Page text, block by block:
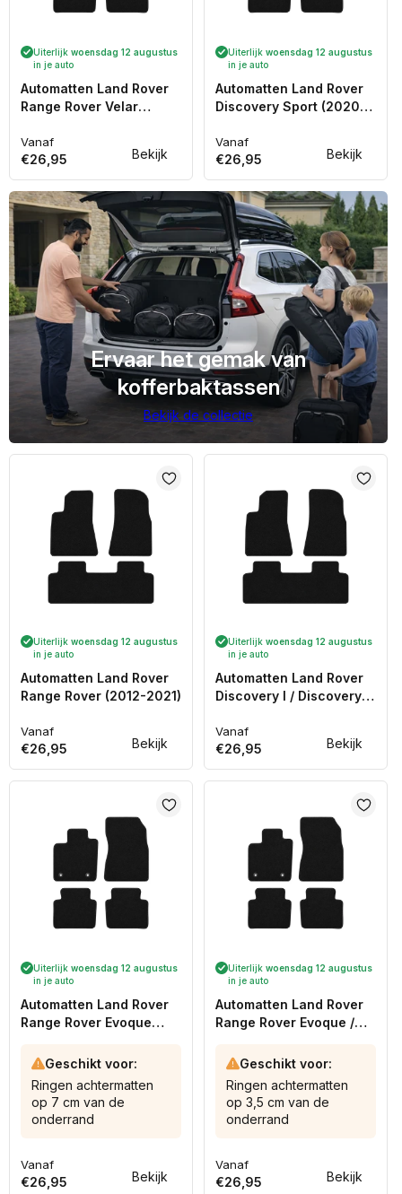
Bekijk
Uiterlijk woensdag 12 augustus
in je auto
Automatten Land Rover
Range Rover Velar
Normale
prijs
Vanaf
€26,95 Bekijk
Uiterlijk woensdag 12 augustus
in je auto
Automatten Land Rover
Discovery Sport (2020-
Normale
prijs
Vanaf
€26,95
Bekijk
Uiterlijk woensdag 12 augustus
in je auto
Automatten Land Rover
Range Rover (2012-2021)
Normale
prijs
Vanaf
€26,95 Bekijk
Uiterlijk woensdag 12 augustus
in je auto
Automatten Land Rover
Discovery I / Discovery II
Normale
prijs
Vanaf
€26,95
Bekijk
Uiterlijk woensdag 12 augustus
in je auto
Automatten Land Rover
Range Rover Evoque
Geschikt voor:
Ringen achtermatten
op 7 cm van de
onderrand
Normale
prijs
Vanaf
€26,95 Bekijk
Uiterlijk woensdag 12 augustus
in je auto
Automatten Land Rover
Range Rover Evoque /
Coupe (2011-2015)
Geschikt voor:
Ringen achtermatten
op 3,5 cm van de
onderrand
Normale
prijs
Vanaf
€26,95
Ervaar het gemak van
kofferbaktassen
Bekijk de collectie